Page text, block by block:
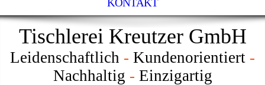
KONTAKT
Tischlerei Kreutzer GmbH
Leidenschaftlich - Kundenorientiert -
Nachhaltig - Einzigartig